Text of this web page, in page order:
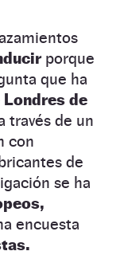
porque
que ha
Londres de
través de un
con
de
se ha
encuesta